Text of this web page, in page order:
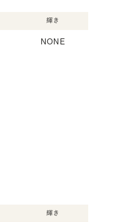
輝き
NONE
輝き